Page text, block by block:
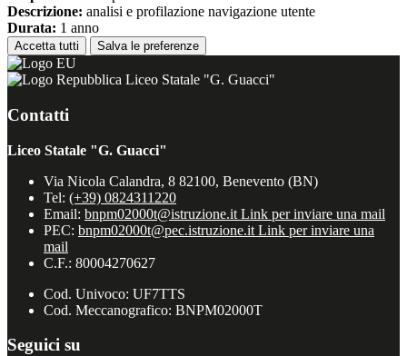
Descrizione: analisi e profilazione navigazione utente
Durata: 1 anno
Accetta tutti Salva le preferenze
Liceo Statale "G. Guacci"
Contatti
Liceo Statale "G. Guacci"
Via Nicola Calandra, 8 82100, Benevento (BN)
Tel: (+39) 0824311220
Email: bnpm02000t@istruzione.it Link per inviare una mail
PEC: bnpm02000t@pec.istruzione.it Link per inviare una
mail
C.F.: 80004270627
Cod. Univoco: UF7TTS
Cod. Meccanografico: BNPM02000T
Seguici su